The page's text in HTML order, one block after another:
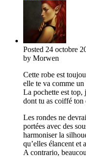
Posted 24 octobre
by Morwen
Cette robe est
elle te va comme un
La pochette est top,
dont tu as coiffé ton
Les rondes ne
portées avec des
harmoniser la
qu’elles élancent et
A contrario,